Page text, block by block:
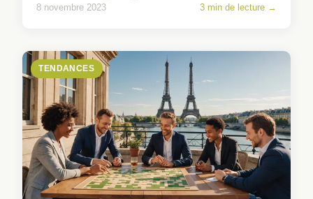
8 novembre 2023 3 min de lecture →
TENDANCES